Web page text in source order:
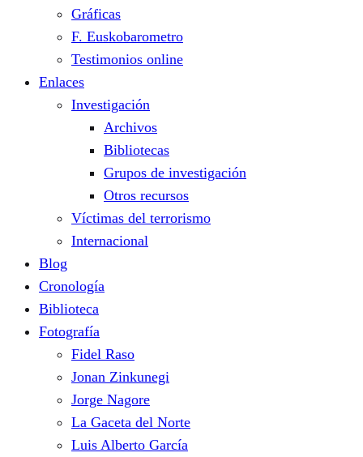
Gráficas
F. Euskobarometro
Testimonios online
Enlaces
Investigación
Archivos
Bibliotecas
Grupos de investigación
Otros recursos
Víctimas del terrorismo
Internacional
Blog
Cronología
Biblioteca
Fotografía
Fidel Raso
Jonan Zinkunegi
Jorge Nagore
La Gaceta del Norte
Luis Alberto García